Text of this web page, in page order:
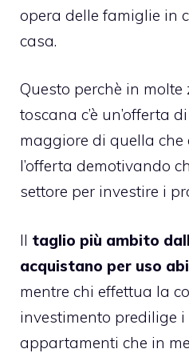
opera delle famiglie in
casa.
Questo perchè in molte
toscana c’è un’offerta
maggiore di quella che
l’offerta demotivando
settore per investire i
Il taglio più ambito
acquistano per uso
mentre chi effettua la
investimento predilige i
appartamenti che in